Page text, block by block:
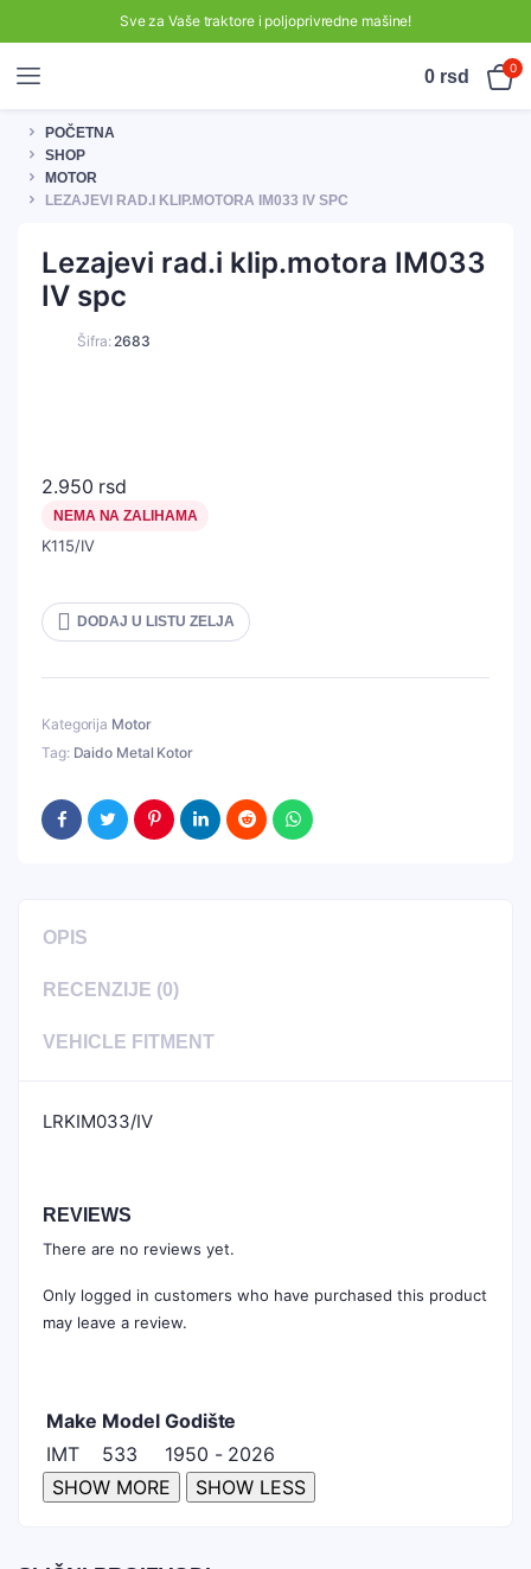
Sve za Vaše traktore i poljoprivredne mašine!
0 rsd 0
POČETNA
SHOP
MOTOR
LEZAJEVI RAD.I KLIP.MOTORA IM033 IV SPC
Lezajevi rad.i klip.motora IM033
IV spc
Šifra:2683
2.950 rsd
NEMA NA ZALIHAMA
K115/IV
DODAJ U LISTU ZELJA
Kategorija Motor
Tag: Daido Metal Kotor
OPIS
RECENZIJE (0)
VEHICLE FITMENT
LRKIM033/IV
REVIEWS
There are no reviews yet.
Only logged in customers who have purchased this product
may leave a review.
Make Model Godište
IMT
533 1950 - 2026